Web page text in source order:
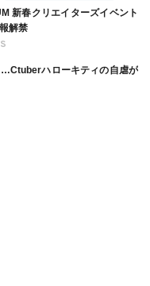
新春クリエイターズイベント
解禁
ハローキティの自虐が